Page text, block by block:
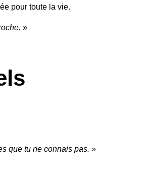
pour toute la vie.
»
que tu ne connais pas. »